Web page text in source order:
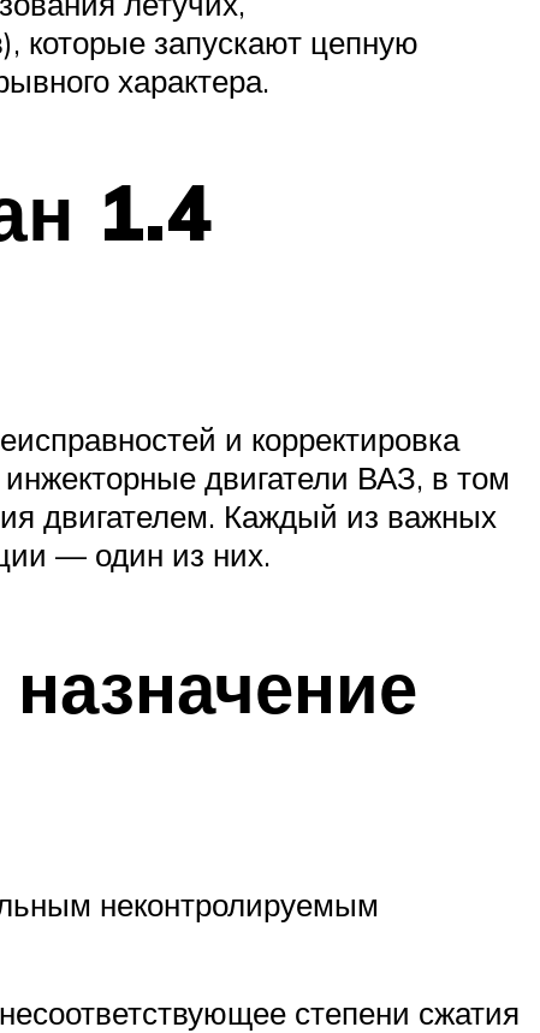
которые запускают цепную
характера.
1.4
и корректировка
двигатели ВАЗ, в том
двигателем. Каждый из важных
— один из них.
неконтролируемым
степени сжатия